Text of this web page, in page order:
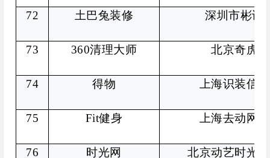
72 土巴兔装修 深圳市彬讯
73 360清理大师 北京奇虎
74 得物 上海识装信
75 Fit健身 上海去动网
76 时光网 北京动艺时光